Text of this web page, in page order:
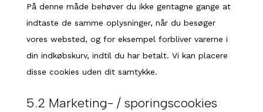
På denne måde behøver du ikke gentagne gange at
indtaste de samme oplysninger, når du besøger
vores websted, og for eksempel forbliver varerne i
din indkøbskurv, indtil du har betalt. Vi kan placere
disse cookies uden dit samtykke.
5.2 Marketing- / sporingscookies